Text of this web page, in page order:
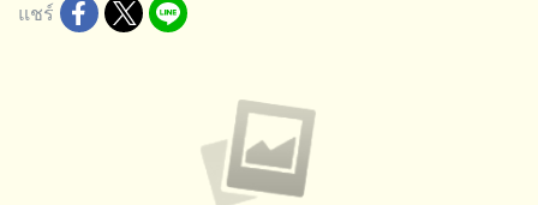
แชร์